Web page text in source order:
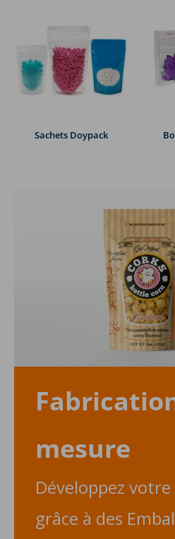
Sachets Doypack
mesure
Développez
grâce à des